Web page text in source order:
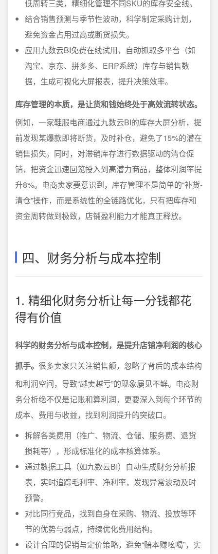
低周转三类，精细化管理不同SKU的库存安全线。
结合销售预测与季节性波动，科学制定采购计划，
避免资金占用过高或断货损失。
应用九数云BI免费在线试用，自动抓取多平台（如
淘宝、京东、拼多多、ERP系统）库存与销售数
据，生成可视化大屏报表，提升决策效率。
库存管理的本质，是让货和钱始终处于高效流转状态。
例如，一家鞋服电商通过九数云BI的库存大屏分析，提
前发现某爆款即将断货，及时补仓，避免了15%的潜在
销售损失。同时，对滞销库存进行数据驱动的清仓促
销，把资金迅速回笼投入到高潜力商品，整体利润率提
升8%。电商卖家要意识到，库存管理不是简单的“补货-
清仓”操作，而是系统性的全链路优化，只有把库存和
资金周转做到极致，店铺盈利能力才能真正释放。
四、财务分析与成本控制
1. 精细化财务分析让每一分钱都花
得有价值
科学的财务分析与成本控制，是提升店铺净利润的核心
抓手。 很多卖家只关注销售额，忽略了背后的成本结构
和利润空间，导致“越卖越亏”的现象屡见不鲜。电商财
务分析绝不仅是记账和算利润，更要深入到每个环节的
成本、费用与收益，找到利润提升的突破口。
拆解各类费用（推广、物流、仓储、服务费、退货
损耗等），形成标准化的成本核算体系。
通过数据工具（如九数云BI）自动生成财务分析报
表，实时追踪毛利率、净利率，发现异常波动及时
预警。
对比同行竞品，找到自身在采购、物流、投放等环
节的优势与弱点，持续优化费用结构。
设计合理的促销与定价策略，避免“赔本赚吆喝”，实